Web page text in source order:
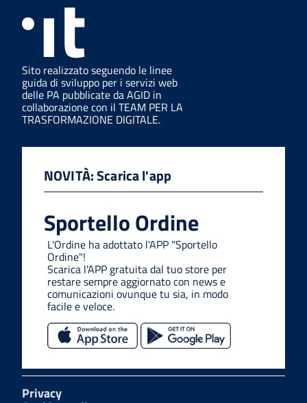
Sito realizzato seguendo le linee
guida di sviluppo per i servizi web
delle PA pubblicate da AGID in
collaborazione con il TEAM PER LA
TRASFORMAZIONE DIGITALE.
NOVITÀ: Scarica l'app
Sportello Ordine
L'Ordine ha adottato l'APP "Sportello
Ordine"!
Scarica l'APP gratuita dal tuo store per
restare sempre aggiornato con news e
comunicazioni ovunque tu sia, in modo
facile e veloce.
Privacy